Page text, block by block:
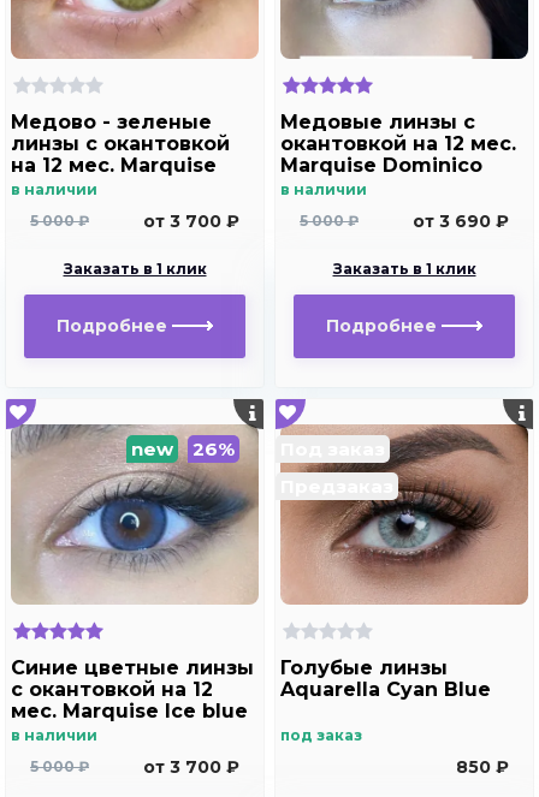
Медово - зеленые
линзы c окантовкой
на 12 мес. Marquise
Hollywood brown m2
в наличии
5 000 ₽
от 3 700 ₽
Заказать в 1 клик
Подробнее
Медовые линзы c
окантовкой на 12 мес.
Marquise Dominico
brown /Медовые
темных глаз с
в наличии
5 000 ₽
от 3 690 ₽
Заказать в 1 клик
Подробнее
new 26%
Синие цветные линзы
c окантовкой на 12
мес. Marquise Ice blue
в наличии
5 000 ₽
от 3 700 ₽
Голубые линзы
Aquarella Cyan Blue
под заказ
850 ₽